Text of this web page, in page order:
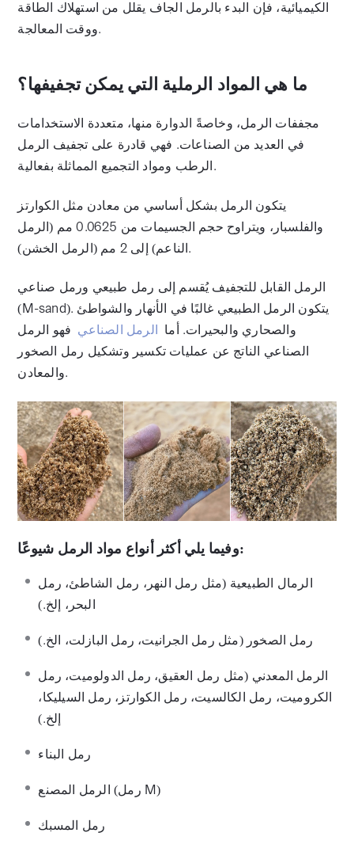
الكيميائية، فإن البدء بالرمل الجاف يقلل من استهلاك الطاقة
ووقت المعالجة.
ما هي المواد الرملية التي يمكن تجفيفها؟
مجففات الرمل، وخاصةً الدوارة منها، متعددة الاستخدامات
في العديد من الصناعات. فهي قادرة على تجفيف الرمل
الرطب ومواد التجميع المماثلة بفعالية.
يتكون الرمل بشكل أساسي من معادن مثل الكوارتز
والفلسبار، ويتراوح حجم الجسيمات من 0.0625 مم (الرمل
الناعم) إلى 2 مم (الرمل الخشن).
الرمل القابل للتجفيف يُقسم إلى رمل طبيعي ورمل صناعي
(M-sand). يتكون الرمل الطبيعي غالبًا في الأنهار والشواطئ
والصحاري والبحيرات. أما الرمل الصناعي فهو الرمل
الصناعي الناتج عن عمليات تكسير وتشكيل رمل الصخور
والمعادن.
وفيما يلي أكثر أنواع مواد الرمل شيوعًا:
الرمال الطبيعية (مثل رمل النهر، رمل الشاطئ، رمل
البحر، إلخ.)
رمل الصخور (مثل رمل الجرانيت، رمل البازلت، الخ.)
الرمل المعدني (مثل رمل العقيق، رمل الدولوميت، رمل
الكروميت، رمل الكالسيت، رمل الكوارتز، رمل السيليكا،
إلخ.)
رمل البناء
الرمل المصنع (رمل M)
رمل المسبك